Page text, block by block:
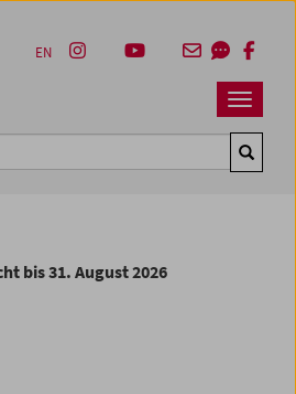
Navbar
EN
bis 31. August 2026